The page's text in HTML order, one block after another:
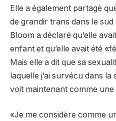
Elle a également partagé
de grandir trans dans le sud
Bloom a déclaré qu’elle
enfant et qu’elle avait été
Mais elle a dit que sa
laquelle j’ai survécu dans la
voit maintenant comme une
«Je me considère comme